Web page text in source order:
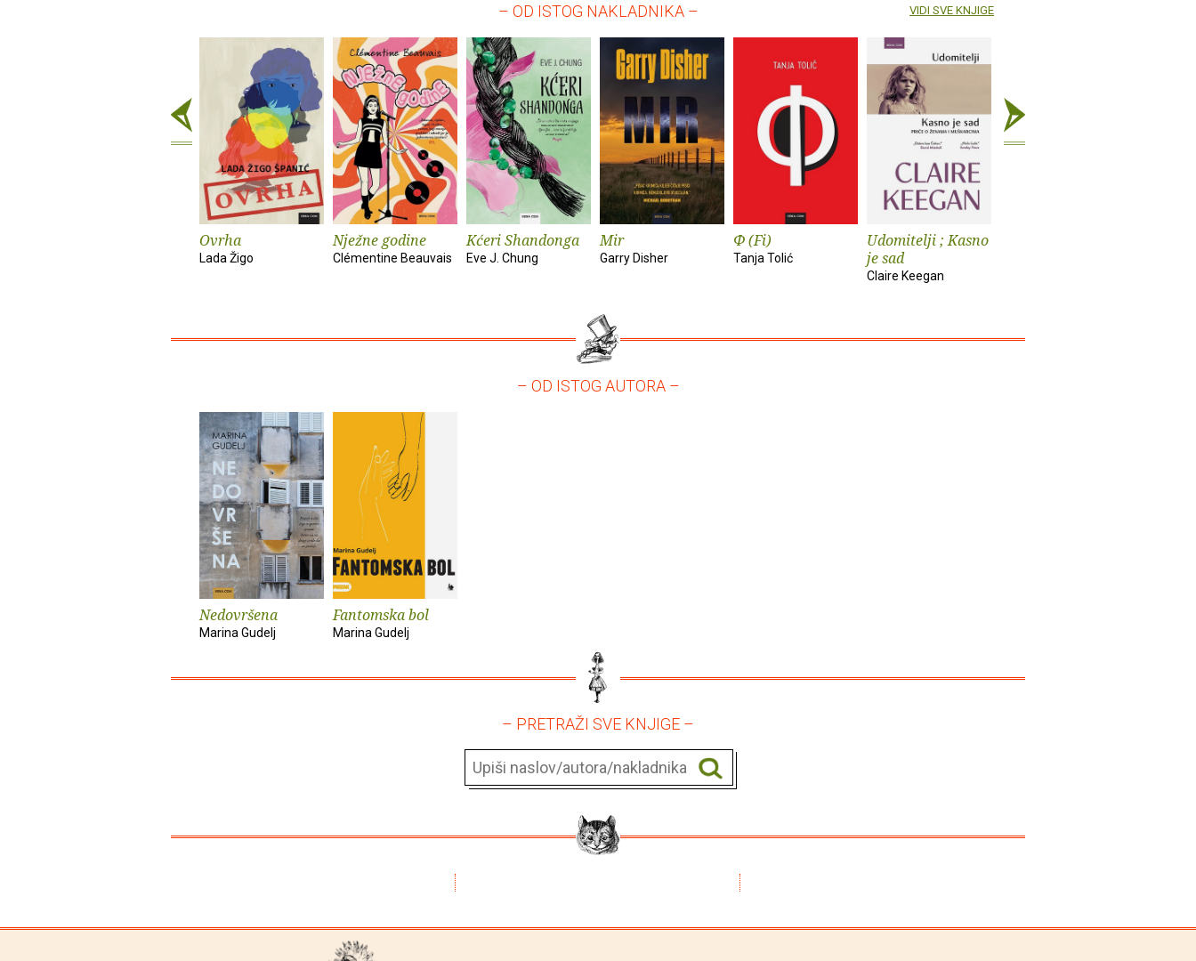
– OD ISTOG NAKLADNIKA –
Ovrha
Lada Žigo
Nježne godine
Clémentine Beauvais
Kćeri Shandonga
Eve J. Chung
Mir
Garry Disher
Φ (Fi)
Tanja Tolić
Udomitelji ; Kasno
je sad
Claire Keegan
VIDI SVE KNJIGE
– OD ISTOG AUTORA –
Nedovršena
Marina Gudelj
Fantomska bol
Marina Gudelj
– PRETRAŽI SVE KNJIGE –